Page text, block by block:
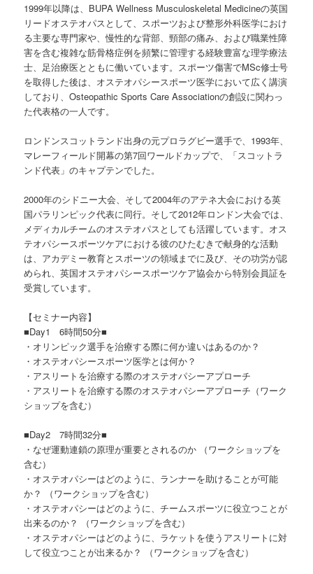
1999年以降は、BUPA Wellness Musculoskeletal Medicineの英国
リードオステオパスとして、スポーツおよび整形外科医学におけ
る主要な専門家や、慢性的な背部、頸部の痛み、および職業性障
害を含む複雑な筋骨格症例を頻繁に管理する経験豊富な理学療法
士、足治療医とともに働いています。スポーツ傷害でMSc修士号
を取得した後は、オステオパシースポーツ医学において広く講演
しており、Osteopathic Sports Care Associationの創設に関わっ
た代表格の一人です。
ロンドンスコットランド出身の元プロラグビー選手で、1993年、
マレーフィールド開幕の第7回ワールドカップで、「スコットラ
ンド代表」のキャプテンでした。
2000年のシドニー大会、そして2004年のアテネ大会における英
国パラリンピック代表に同行。そして2012年ロンドン大会では、
メディカルチームのオステオパスとしても活躍しています。オス
テオパシースポーツケアにおける彼のひたむきで献身的な活動
は、アカデミー教育とスポーツの領域までに及び、その功労が認
められ、英国オステオパシースポーツケア協会から特別会員証を
受賞しています。
【セミナー内容】
■Day1 6時間50分■
・オリンピック選手を治療する際に何か違いはあるのか？
・オステオパシースポーツ医学とは何か？
・アスリートを治療する際のオステオパシーアプローチ
・アスリートを治療する際のオステオパシーアプローチ（ワーク
ショップを含む）
■Day2 7時間32分■
・なぜ運動連鎖の原理が重要とされるのか （ワークショップを
含む）
・オステオパシーはどのように、ランナーを助けることが可能
か？ （ワークショップを含む）
・オステオパシーはどのように、チームスポーツに役立つことが
出来るのか？ （ワークショップを含む）
・オステオパシーはどのように、ラケットを使うアスリートに対
して役立つことが出来るか？ （ワークショップを含む）